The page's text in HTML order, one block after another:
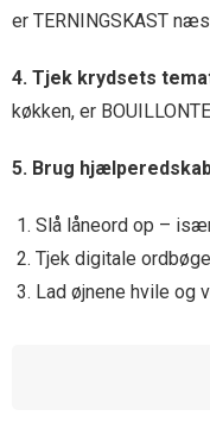
er TERNINGSKAST
4. Tjek krydsets
køkken, er
5. Brug
Slå låneord op –
Tjek digitale
Lad øjnene hvile og